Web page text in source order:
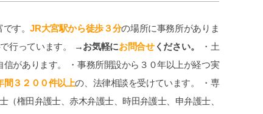
です。JR大宮駅から徒歩３分の場所に事務所がありま
行っています。 →お気軽にお問合せください。
・土
があります。 ・事務所開設から３０年以上が経つ実
間３２００件以上の、法律相談を受けています。 ・専
権田弁護士、赤木弁護士、時田弁護士、申弁護士、